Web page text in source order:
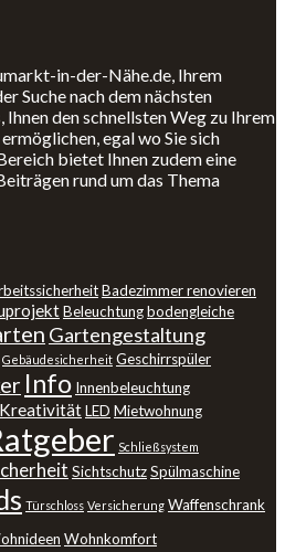
in-der-Nähe.de, Ihrem
Suche nach dem nächsten
den schnellsten Weg zu Ihrem
egal wo Sie sich
bietet Ihnen zudem eine
rund um das Thema
Badezimmer renovieren
Beleuchtungbodengleiche
Gartengestaltung
Gebäudesicherheit Geschirrspüler
Info Innenbeleuchtung
KreativitätLED Mietwohnung
Schließsystem
SichtschutzSpülmaschine
Türschloss Versicherung Waffenschrank
Wohnkomfort